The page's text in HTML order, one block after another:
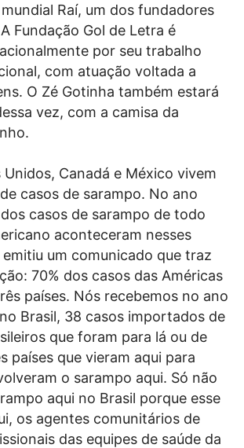
Raí, um dos fundadores
Fundação Gol de Letra é
por seu trabalho
com atuação voltada a
O Zé Gotinha também estará
vez, com a camisa da
Unidos, Canadá e México vivem
casos de sarampo. No ano
casos de sarampo de todo
aconteceram nesses
emitiu um comunicado que traz
70% dos casos das Américas
países. Nós recebemos no ano
Brasil, 38 casos importados de
que foram para lá ou de
países que vieram aqui para
o sarampo aqui. Só não
aqui no Brasil porque esse
os agentes comunitários de
das equipes de saúde da